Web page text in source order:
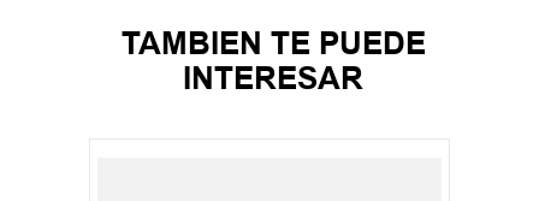
TAMBIEN TE PUEDE
INTERESAR